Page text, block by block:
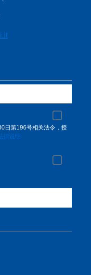
日第196号相关法令，授
律说明